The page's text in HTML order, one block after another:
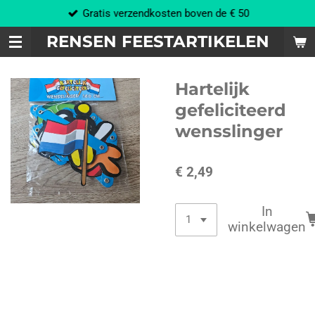
direct
naar
de
hoofdinhoud
RENSEN FEESTARTIKELEN
Gratis verzendkosten boven de € 50
Hartelijk
gefeliciteerd
wensslinger
€ 2,49
In
winkelwagen